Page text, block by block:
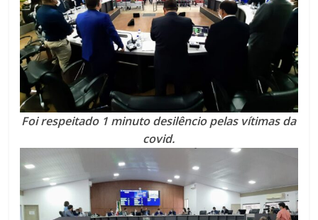
Foi respeitado 1 minuto desilêncio pelas vítimas da
covid.